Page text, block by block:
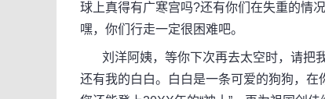
球上真得有广寒宫吗?还有你们在失重的情
嘿，你们行走一定很困难吧。
刘洋阿姨，等你下次再去太空时，请把
还有我的白白。白白是一条可爱的狗狗，